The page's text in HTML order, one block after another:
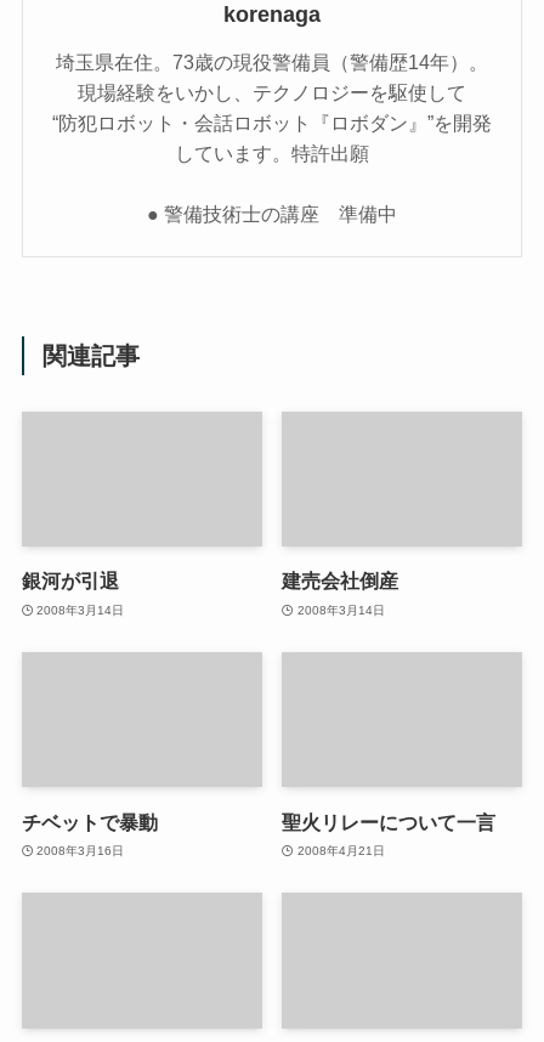
korenaga
埼玉県在住。73歳の現役警備員（警備歴14年）。
現場経験をいかし、テクノロジーを駆使して
“防犯ロボット・会話ロボット『ロボダン』”を開発
しています。特許出願
● 警備技術士の講座 準備中
関連記事
銀河が引退
2008年3月14日
建売会社倒産
2008年3月14日
チベットで暴動
2008年3月16日
聖火リレーについて一言
2008年4月21日